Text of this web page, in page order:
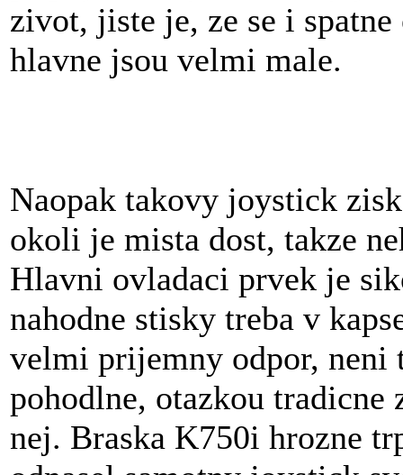
zivot, jiste je, ze se i
hlavne jsou velmi male.
Naopak takovy joystick
okoli je mista dost, takze
Hlavni ovladaci prvek je
nahodne stisky treba v
velmi prijemny odpor, neni
pohodlne, otazkou tradicne
nej. Braska K750i hrozne